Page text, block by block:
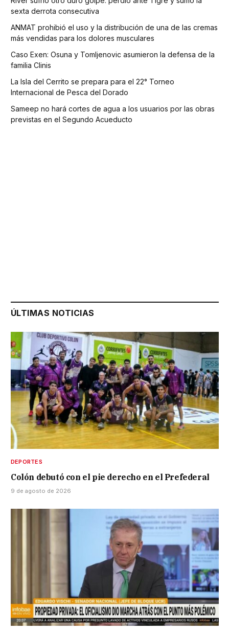
sexta derrota consecutiva
ANMAT prohibió el uso y la distribución de una de las cremas
más vendidas para los dolores musculares
Caso Exen: Osuna y Tomljenovic asumieron la defensa de la
familia Clinis
La Isla del Cerrito se prepara para el 22° Torneo
Internacional de Pesca del Dorado
Sameep no hará cortes de agua a los usuarios por las obras
previstas en el Segundo Acueducto
ÚLTIMAS NOTICIAS
DEPORTES
Colón debutó con el pie derecho en el Prefederal
9 de agosto de 2026